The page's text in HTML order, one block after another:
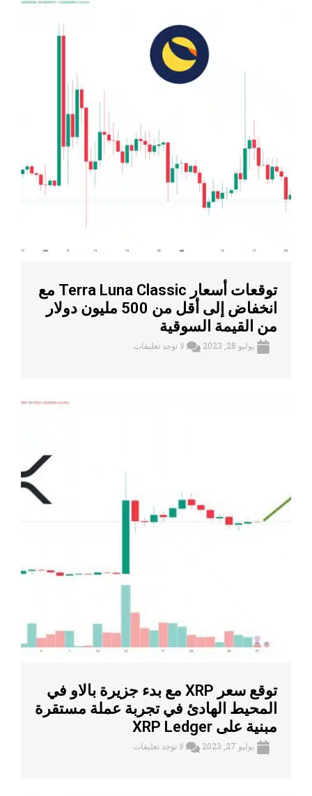
توقعات أسعار Terra Luna Classic مع
انخفاض إلى أقل من 500 مليون دولار
من القيمة السوقية
يوليو 28, 2023 لا توجد تعليقات
توقع سعر XRP مع بدء جزيرة بالاو في
المحيط الهادئ في تجربة عملة مستقرة
مبنية على XRP Ledger
يوليو 27, 2023 لا توجد تعليقات